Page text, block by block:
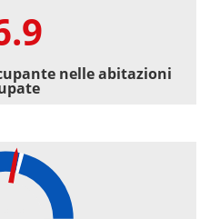
nelle abitazioni